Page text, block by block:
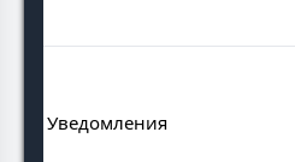
Уведомления